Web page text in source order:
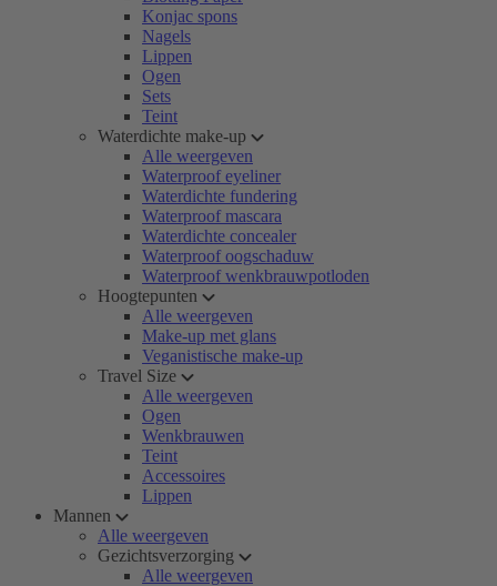
Konjac spons
Nagels
Lippen
Ogen
Sets
Teint
Waterdichte make-up
Alle weergeven
Waterproof eyeliner
Waterdichte fundering
Waterproof mascara
Waterdichte concealer
Waterproof oogschaduw
Waterproof wenkbrauwpotloden
Hoogtepunten
Alle weergeven
Make-up met glans
Veganistische make-up
Travel Size
Alle weergeven
Ogen
Wenkbrauwen
Teint
Accessoires
Lippen
Mannen
Alle weergeven
Gezichtsverzorging
Alle weergeven